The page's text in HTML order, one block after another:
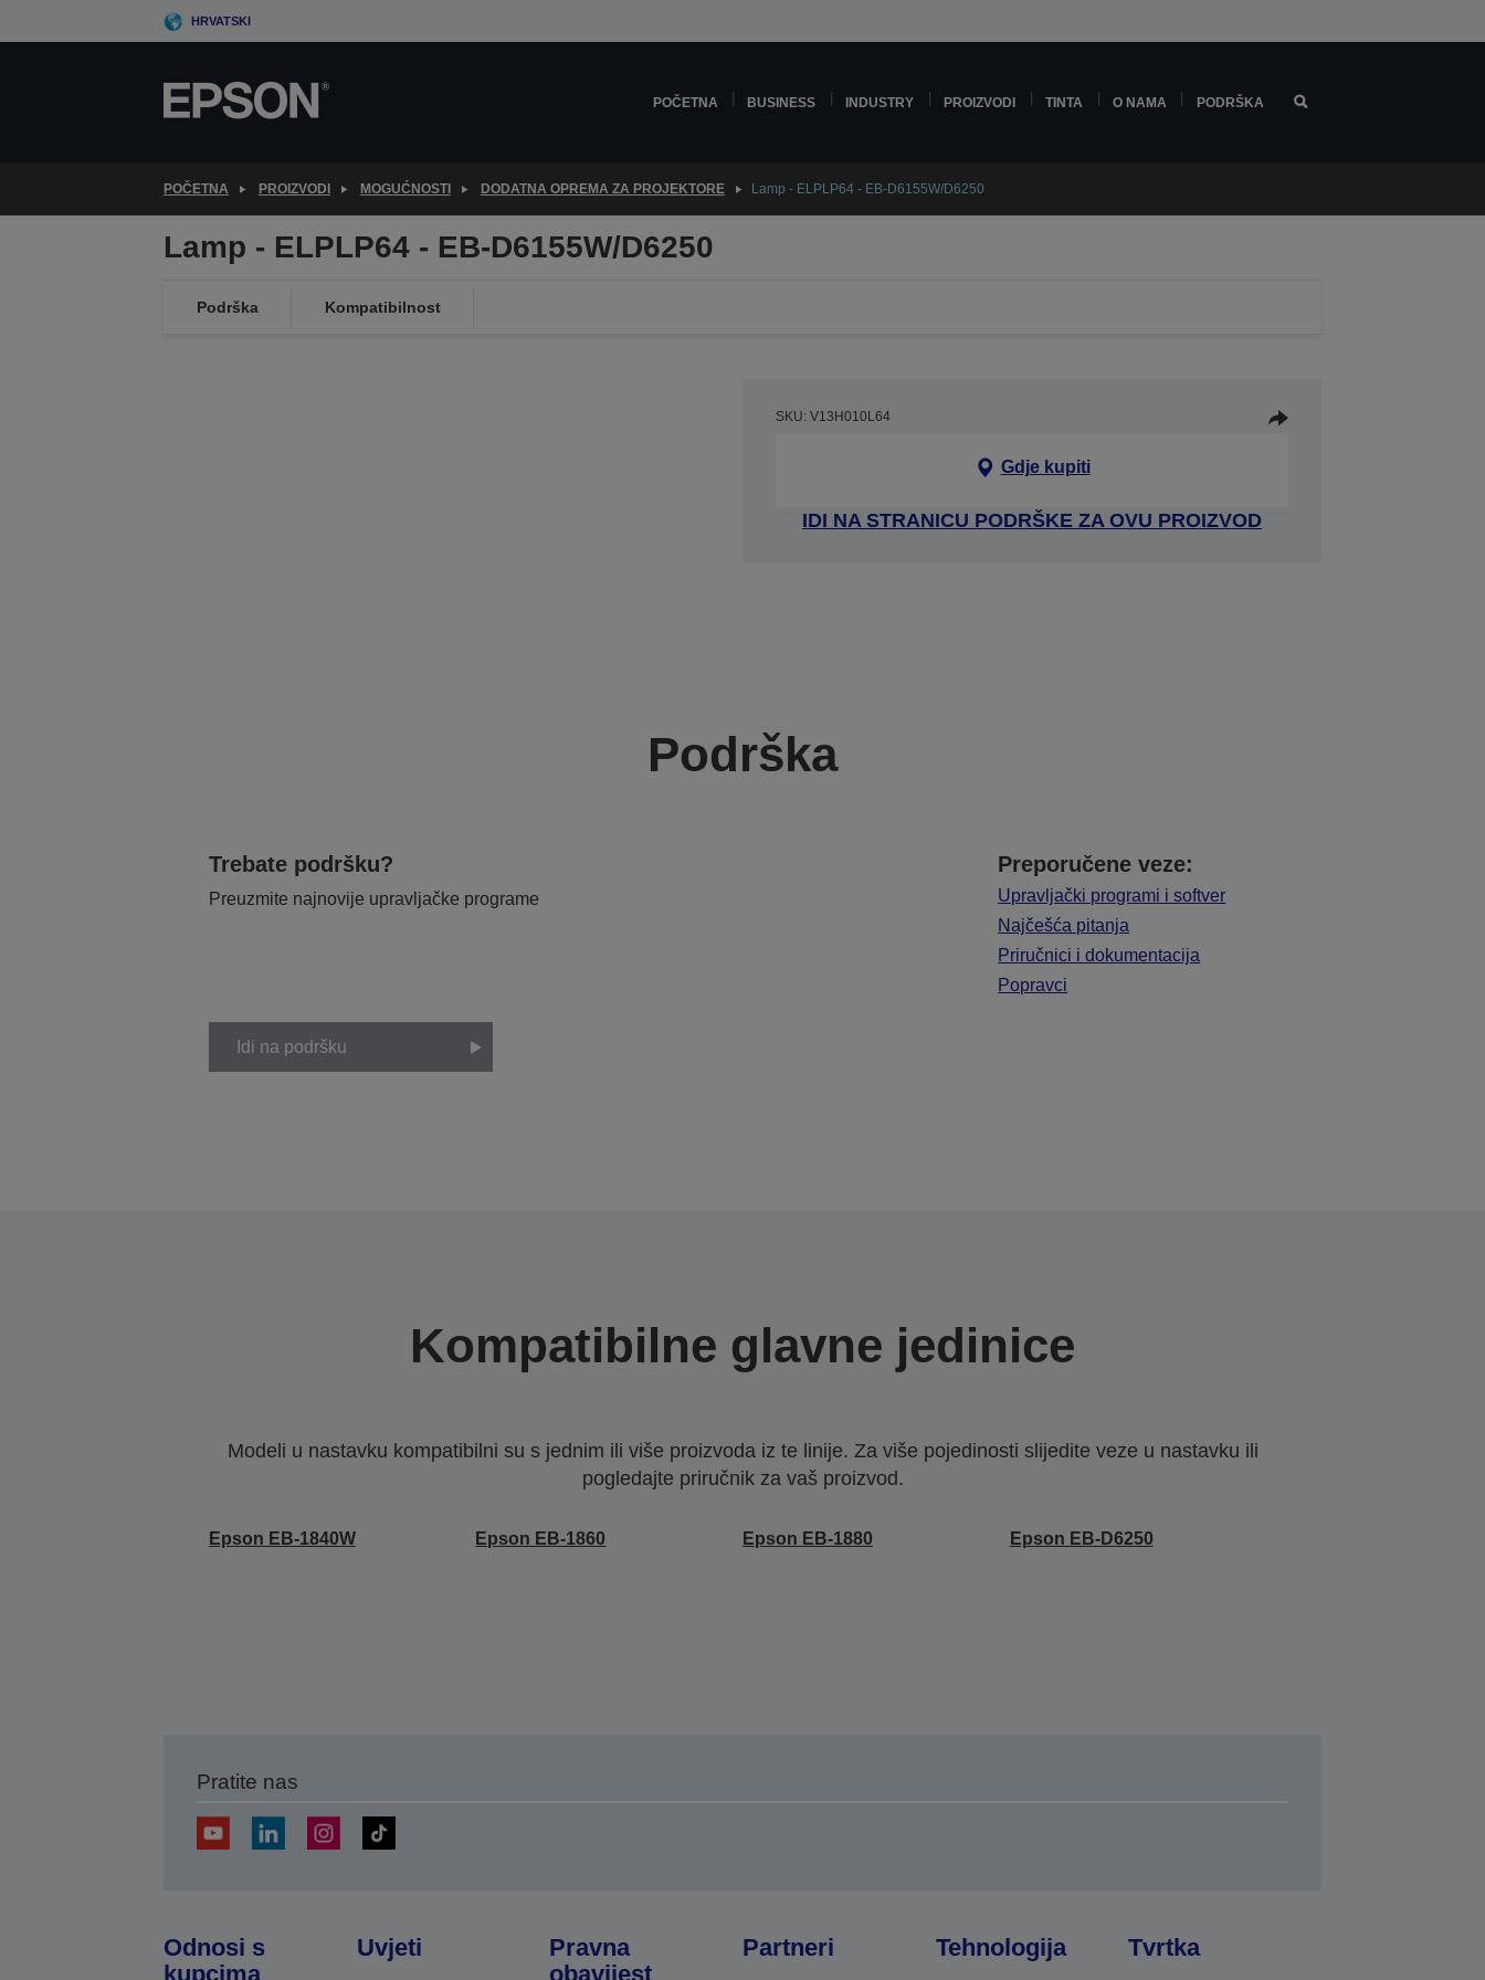
to
HRVATSKI
POČETNA BUSINESS INDUSTRY PROIZVODI TINTA O NAMA PODRŠKA
POČETNA PROIZVODI MOGUĆNOSTI DODATNA OPREMA ZA PROJEKTORE Lamp - ELPLP64 - EB-D6155W/D6250
Lamp - ELPLP64 - EB-D6155W/D6250
Podrška Kompatibilnost
SKU: V13H010L64
Gdje kupiti
IDI NA STRANICU PODRŠKE ZA OVU PROIZVOD
Podrška
Trebate podršku?
Preuzmite najnovije upravljačke programe
Preporučene veze:
Upravljački programi i softver
Najčešća pitanja
Priručnici i dokumentacija
Popravci
Idi na podršku
Kompatibilne glavne jedinice
Modeli u nastavku kompatibilni su s jednim ili više proizvoda iz te linije. Za više pojedinosti slijedite veze u nastavku ili
pogledajte priručnik za vaš proizvod.
Epson EB-1840W Epson EB-1860 Epson EB-1880 Epson EB-D6250
Pratite nas
Odnosi s
kupcima
Uvjeti
Pravna
obavijest
Partneri Tehnologija Tvrtka